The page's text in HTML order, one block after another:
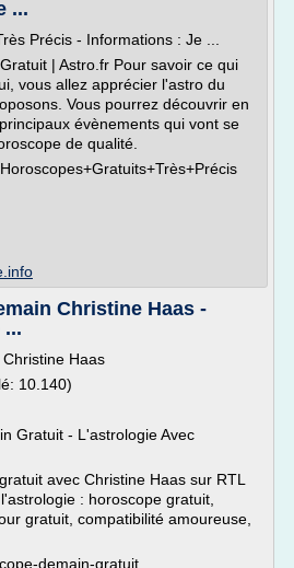
...
Précis - Informations : Je ...
| Astro.fr Pour savoir ce qui
vous allez apprécier l'astro du
Vous pourrez découvrir en
évènements qui vont se
de qualité.
Christine Haas -
Haas
10.140)
Gratuit - L'astrologie Avec
avec Christine Haas sur RTL
: horoscope gratuit,
gratuit, compatibilité amoureuse,
demain-gratuit